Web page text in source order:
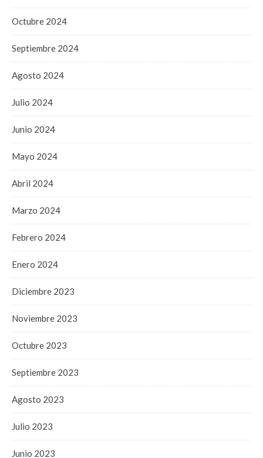
Octubre 2024
Septiembre 2024
Agosto 2024
Julio 2024
Junio 2024
Mayo 2024
Abril 2024
Marzo 2024
Febrero 2024
Enero 2024
Diciembre 2023
Noviembre 2023
Octubre 2023
Septiembre 2023
Agosto 2023
Julio 2023
Junio 2023